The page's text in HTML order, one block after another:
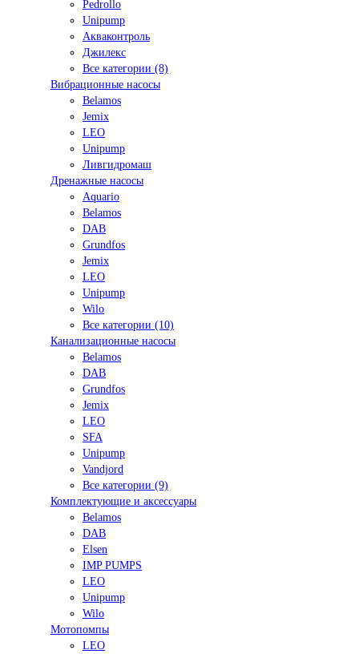
Pedrollo
Unipump
Акваконтроль
Джилекс
Все категории (8)
Вибрационные насосы
Belamos
Jemix
LEO
Unipump
Ливгидромаш
Дренажные насосы
Aquario
Belamos
DAB
Grundfos
Jemix
LEO
Unipump
Wilo
Все категории (10)
Канализационные насосы
Belamos
DAB
Grundfos
Jemix
LEO
SFA
Unipump
Vandjord
Все категории (9)
Комплектующие и аксессуары
Belamos
DAB
Elsen
IMP PUMPS
LEO
Unipump
Wilo
Мотопомпы
LEO